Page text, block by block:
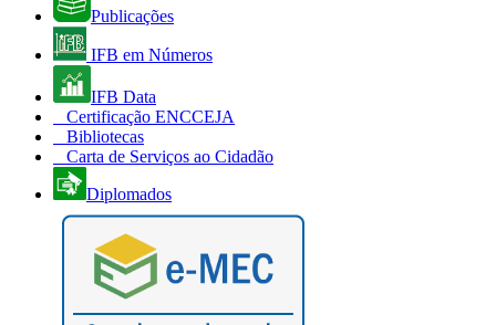
Publicações
IFB em Números
IFB Data
Certificação ENCCEJA
Bibliotecas
Carta de Serviços ao Cidadão
Diplomados